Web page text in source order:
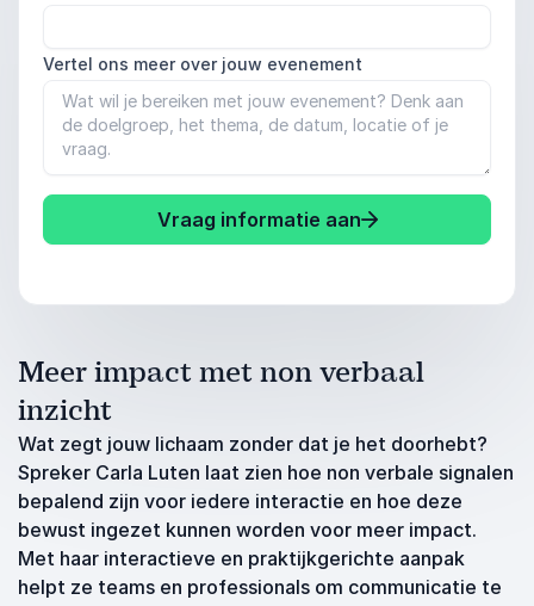
Vertel ons meer over jouw evenement
Vraag informatie aan
Meer impact met non verbaal
inzicht
Wat zegt jouw lichaam zonder dat je het doorhebt?
Spreker Carla Luten laat zien hoe non verbale signalen
bepalend zijn voor iedere interactie en hoe deze
bewust ingezet kunnen worden voor meer impact.
Met haar interactieve en praktijkgerichte aanpak
helpt ze teams en professionals om communicatie te